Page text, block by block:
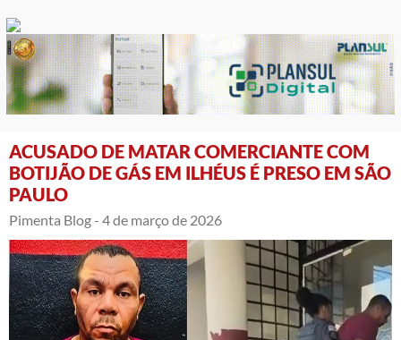
ACUSADO DE MATAR COMERCIANTE COM
BOTIJÃO DE GÁS EM ILHÉUS É PRESO EM SÃO
PAULO
Pimenta Blog - 4 de março de 2026